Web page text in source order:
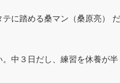
に踏める桑マン（桑原亮）
中３日だし、練習を休養が